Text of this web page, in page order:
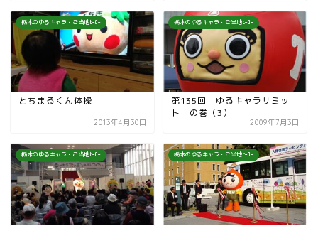
栃木のゆるキャラ・ご当地ﾋｰﾛｰ
とちまるくん体操
2013年4月30日
栃木のゆるキャラ・ご当地ﾋｰﾛｰ
第135回 ゆるキャラサミッ
ト の巻（3）
2009年7月3日
栃木のゆるキャラ・ご当地ﾋｰﾛｰ 栃木のゆるキャラ・ご当地ﾋｰﾛｰ